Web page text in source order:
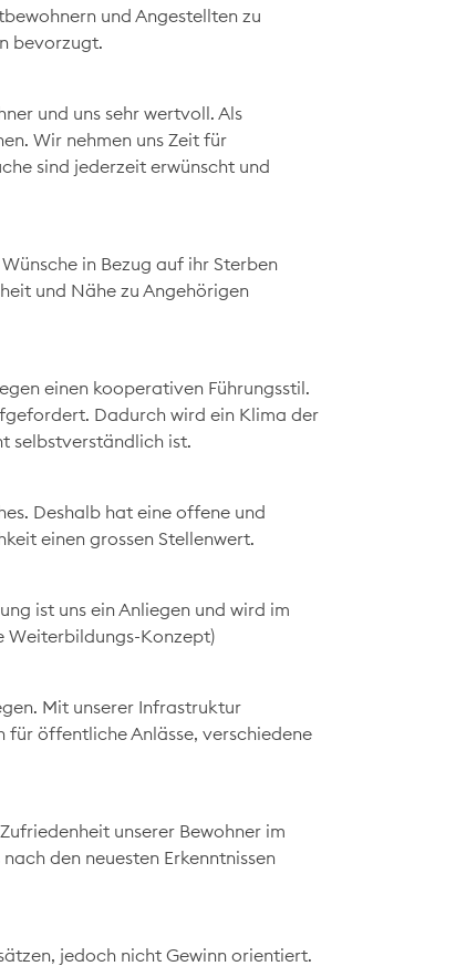
und Angestellten zu
bevorzugt.
und uns sehr wertvoll. Als
Wir nehmen uns Zeit für
sind jederzeit erwünscht und
in Bezug auf ihr Sterben
und Nähe zu Angehörigen
einen kooperativen Führungsstil.
Dadurch wird ein Klima der
selbstverständlich ist.
Deshalb hat eine offene und
einen grossen Stellenwert.
ist uns ein Anliegen und wird im
Weiterbildungs-Konzept)
Mit unserer Infrastruktur
für öffentliche Anlässe, verschiedene
unserer Bewohner im
den neuesten Erkenntnissen
jedoch nicht Gewinn orientiert.